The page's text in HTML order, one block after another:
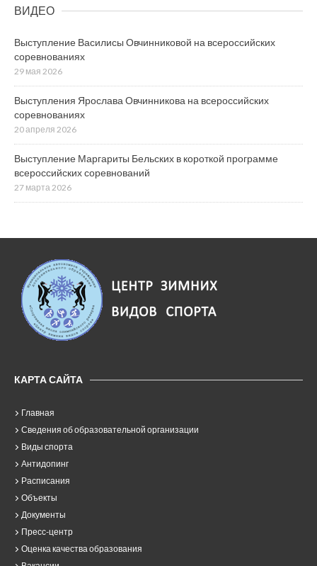
ВИДЕО
Выступление Василисы Овчинниковой на всероссийских
соревнованиях
29 мая 2026
Выступления Ярослава Овчинникова на всероссийских
соревнованиях
20 апреля 2026
Выступление Маргариты Бельских в короткой программе
всероссийских соревнований
27 марта 2026
КАРТА САЙТА
Главная
Сведения об образовательной организации
Виды спорта
Антидопинг
Расписания
Объекты
Документы
Пресс-центр
Оценка качества образования